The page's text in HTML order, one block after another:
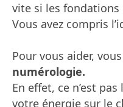
vite si les fondations
Vous avez compris
Pour vous aider,
numérologie.
En effet, ce n’est
votre énergie sur le